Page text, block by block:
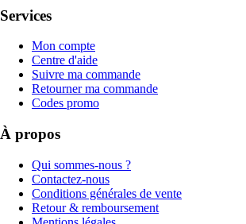
Services
Mon compte
Centre d'aide
Suivre ma commande
Retourner ma commande
Codes promo
À propos
Qui sommes-nous ?
Contactez-nous
Conditions générales de vente
Retour & remboursement